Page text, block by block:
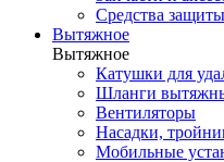
Средства защиты
Вытяжное
Вытяжное
Катушки для
Шланги
Вентиляторы
Насадки,
Мобильные